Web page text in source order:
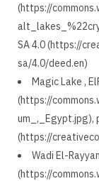
(https://
SA 4.0 (https://
sa/4.0/deed.en)
Magic Lake ,
(https://
um_,_Egypt.jpg),
(https://
Wadi El-
(https://